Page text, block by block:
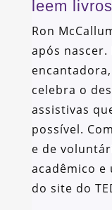
leem
Ron
após nascer.
celebra o
assistivas
possível.
e de
acadêmico
do site do